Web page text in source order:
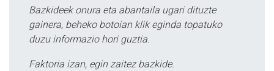
Bazkideek onura eta abantaila ugari dituzte
gainera, beheko botoian klik eginda topatuko
duzu informazio hori guztia.
Faktoria izan, egin zaitez bazkide.